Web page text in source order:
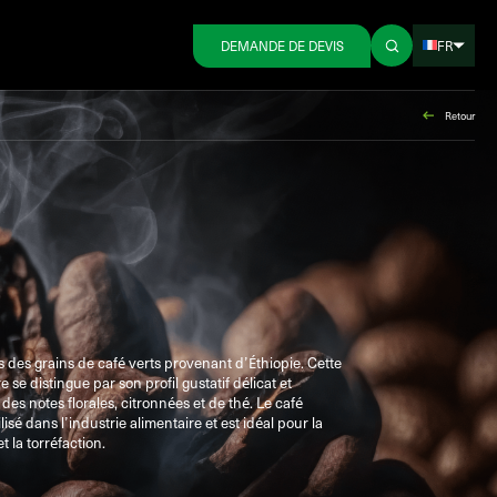
DEMANDE DE DEVIS FR
Retour
des grains de café verts provenant d’Éthiopie. Cette
se distingue par son profil gustatif délicat et
notes florales, citronnées et de thé. Le café
dans l’industrie alimentaire et est idéal pour la
la torréfaction.